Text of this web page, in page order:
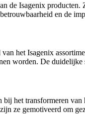
Isagenix producten.
en de
het Isagenix
worden. De
het transformeren
ze gemotiveerd om